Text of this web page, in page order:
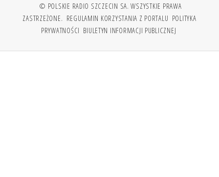
© POLSKIE RADIO SZCZECIN SA. WSZYSTKIE PRAWA
ZASTRZEŻONE. REGULAMIN KORZYSTANIA Z PORTALU POLITYKA
PRYWATNOŚCI BIULETYN INFORMACJI PUBLICZNEJ